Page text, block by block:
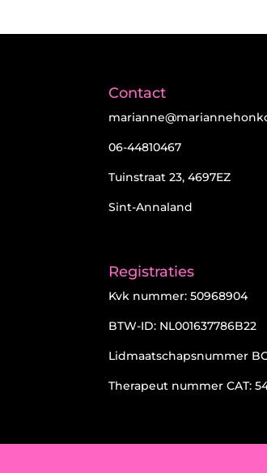
Contact
06-44810467
Tuinstraat 23, 4697EZ
Sint-Annaland
Registraties
Kvk nummer: 50968904
BTW-ID: NL001637786B22
Lidmaatschapsnummer
Therapeut nummer CAT: